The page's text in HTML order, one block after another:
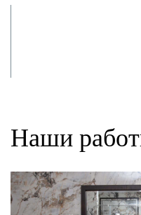
Наши